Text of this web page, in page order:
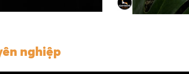
nghiệp